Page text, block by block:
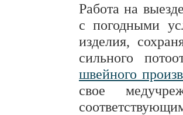
Работа на
с погодными
изделия,
сильного
швейного
свое